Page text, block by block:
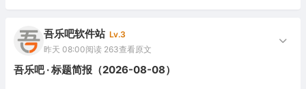
吾乐吧软件站 Lv.3
昨天 08:00阅读 263查看原文
吾乐吧 · 标题简报（2026-08-08）